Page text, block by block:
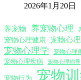
2026年1月20日
养宠物 养宠物心理
宠物心理健康 宠物心
宠物心理学 宠物心理
宠物心理疾病
宠物心理辅导
宠物行为 宠物